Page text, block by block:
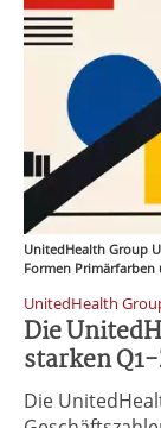
UnitedHealth Group
Formen
UnitedHealth
Die
starken
Die